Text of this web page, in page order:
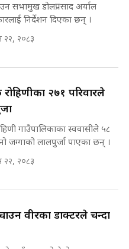
दिनुहोस्, दबाब होइन ||
|| Pratibha Rawal
of Rasuwa ||
||
ढिलाइ ?The Ring Road
बने गृहमन्त्री सुदन
सांसदहरू ||
बित्तिकै सुरु भएको थियो
|| Raj Kumar Gupta ||
जोगाइदै ! ||
||
? || SIDHAKURA ||
सभामुख डोलप्रसाद अर्याल
निर्देशन दिएका छन् ।
२२, २०८३
रोहिणीका २७१ परिवारले
गाउँपालिकाका स्ववासीले ५८
जग्गाको लालपुर्जा पाएका छन् ।
२२, २०८३
वीरका डाक्टरले चन्दा